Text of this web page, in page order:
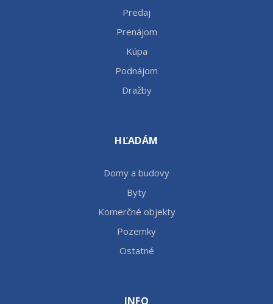
Predaj
Prenájom
Kúpa
Podnájom
Dražby
HĽADÁM
Domy a budovy
Byty
Komerčné objekty
Pozemky
Ostatné
INFO